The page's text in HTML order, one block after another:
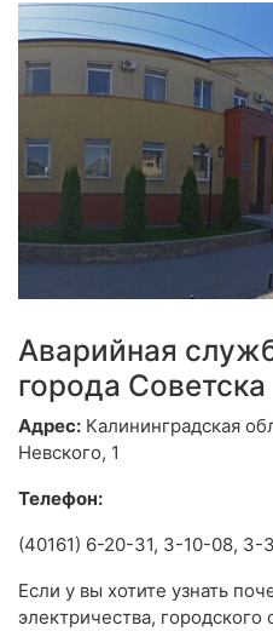
Аварийная
города Советска
Адрес: Калининградская
Невского, 1
Телефон:
(40161) 6-20-31, 3-10-08,
Если у вы хотите узнать
электричества,